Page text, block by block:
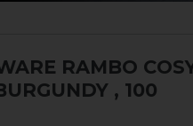
RAMBO
, 100